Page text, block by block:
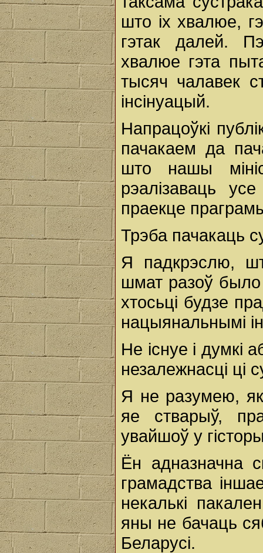
што іх хвалюе,
гэтак далей.
хвалюе гэта
тысяч чалавек
інсінуацый.
Напрацоўкі
пачакаем да
што нашы
рэалізаваць
праекце
Трэба пачакаць
Я падкрэслю,
шмат разоў
хтосьці будзе
нацыянальнымі
Не існуе і думкі
незалежнасці ці
Я не разумею,
яе стварыў,
увайшоў у
Ён адназначна
грамадства
некалькі
яны не бачаць
Беларусі.